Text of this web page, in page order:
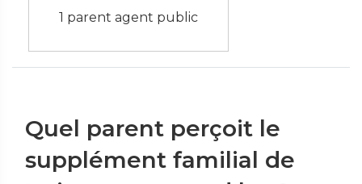
1 parent agent public
Quel parent perçoit le
supplément familial de